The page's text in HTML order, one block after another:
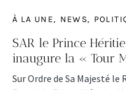
À LA UNE NEWS
SAR le Prince
inaugure la « Tour
Sur Ordre de Sa Majesté le